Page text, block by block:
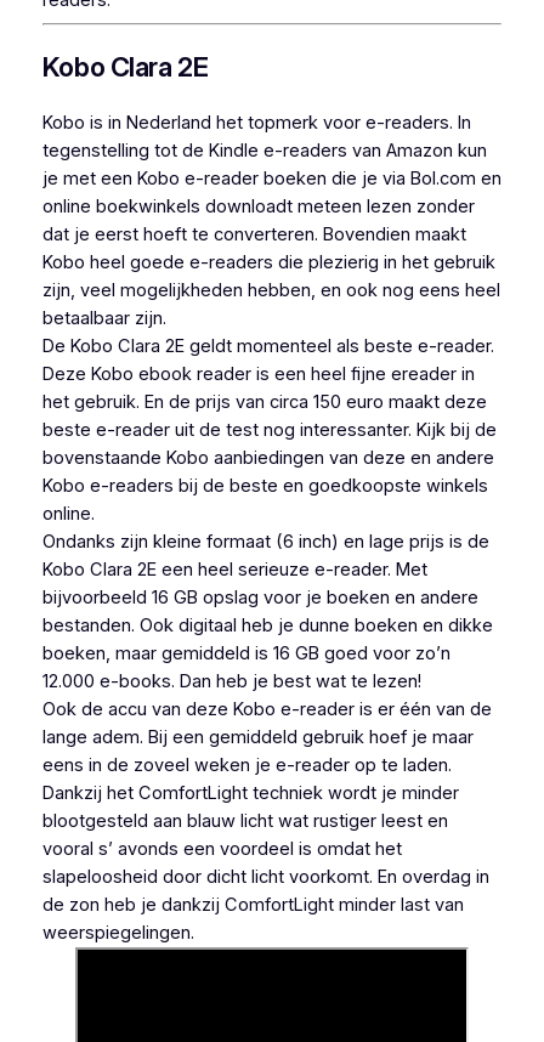
Kobo Clara 2E
Kobo is in Nederland het topmerk voor e-readers. In
tegenstelling tot de Kindle e-readers van Amazon kun
je met een Kobo e-reader boeken die je via Bol.com en
online boekwinkels downloadt meteen lezen zonder
dat je eerst hoeft te converteren. Bovendien maakt
Kobo heel goede e-readers die plezierig in het gebruik
zijn, veel mogelijkheden hebben, en ook nog eens heel
betaalbaar zijn.
De Kobo Clara 2E geldt momenteel als beste e-reader.
Deze Kobo ebook reader is een heel fijne ereader in
het gebruik. En de prijs van circa 150 euro maakt deze
beste e-reader uit de test nog interessanter. Kijk bij de
bovenstaande Kobo aanbiedingen van deze en andere
Kobo e-readers bij de beste en goedkoopste winkels
online.
Ondanks zijn kleine formaat (6 inch) en lage prijs is de
Kobo Clara 2E een heel serieuze e-reader. Met
bijvoorbeeld 16 GB opslag voor je boeken en andere
bestanden. Ook digitaal heb je dunne boeken en dikke
boeken, maar gemiddeld is 16 GB goed voor zo’n
12.000 e-books. Dan heb je best wat te lezen!
Ook de accu van deze Kobo e-reader is er één van de
lange adem. Bij een gemiddeld gebruik hoef je maar
eens in de zoveel weken je e-reader op te laden.
Dankzij het ComfortLight techniek wordt je minder
blootgesteld aan blauw licht wat rustiger leest en
vooral s’ avonds een voordeel is omdat het
slapeloosheid door dicht licht voorkomt. En overdag in
de zon heb je dankzij ComfortLight minder last van
weerspiegelingen.